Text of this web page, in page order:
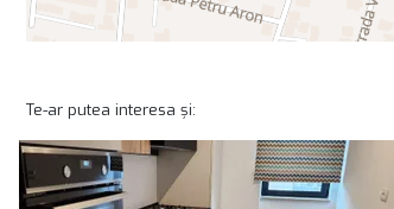
Te-ar putea interesa și: